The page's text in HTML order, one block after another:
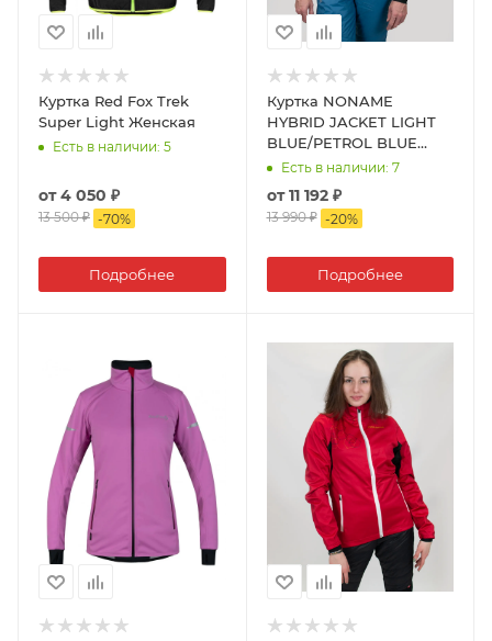
Куртка Red Fox Trek
Super Light Женская
Есть в наличии: 5
от4 050 ₽
13 500 ₽ -70%
Подробнее
Куртка NONAME
HYBRID JACKET LIGHT
BLUE/PETROL BLUE
WOS
Есть в наличии: 7
от11 192 ₽
13 990 ₽ -20%
Подробнее